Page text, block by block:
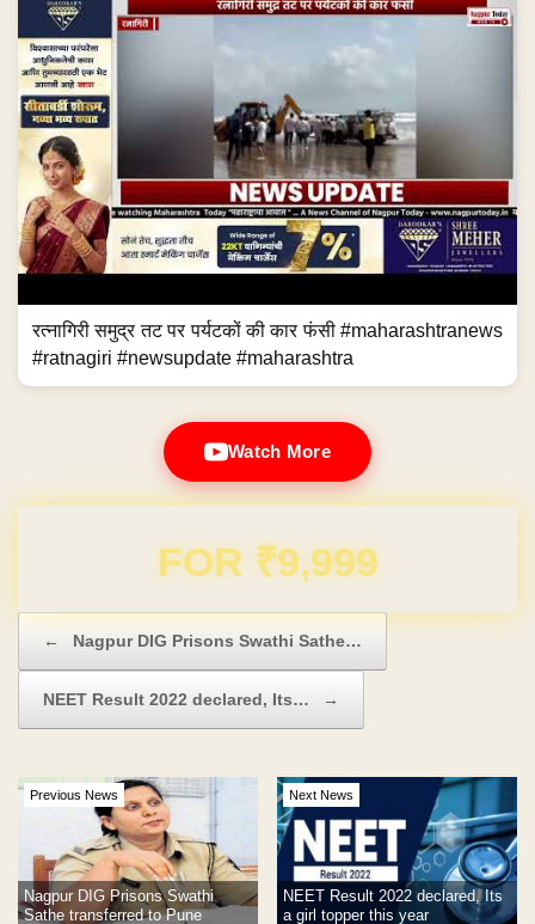
रत्नागिरी समुद्र तट पर पर्यटकों की कार फंसी #maharashtranews
#ratnagiri #newsupdate #maharashtra
Watch More
Domain & Hosting FREE for 1 Year
← Nagpur DIG Prisons Swathi Sathe…
NEET Result 2022 declared, Its… →
Previous News
Nagpur DIG Prisons Swathi
Sathe transferred to Pune
Next News
NEET Result 2022 declared, Its
a girl topper this year